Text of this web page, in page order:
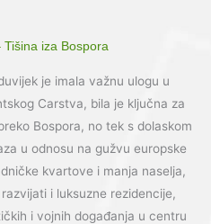
iza Bospora
je imala važnu ulogu u
Carstva, bila je ključna za
Bospora, no tek s dolaskom
u odnosu na gužvu europske
kvartove i manja naselja,
i luksuzne rezidencije,
i vojnih događanja u centru